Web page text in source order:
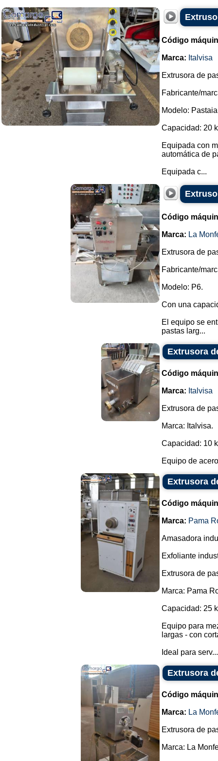
Código
Marca: Italvisa
Extrusora de
Fabricante/
Modelo:
Capacidad: 20
Equipada con
automática de
Equipada c...
Código
Marca: La
Extrusora de
Fabricante/
Modelo: P6.
Con una
El equipo se
pastas larg...
Extrusora
Código
Marca: Italvisa
Extrusora de
Marca: Italvisa.
Capacidad: 10
Equipo de
Extrusora
Código
Marca: Pama
Amasadora
Exfoliante
Extrusora de
Marca: Pama
Capacidad: 25
Equipo para
largas - con
Ideal para serv...
Extrusora
Código
Marca: La
Extrusora de
Marca: La